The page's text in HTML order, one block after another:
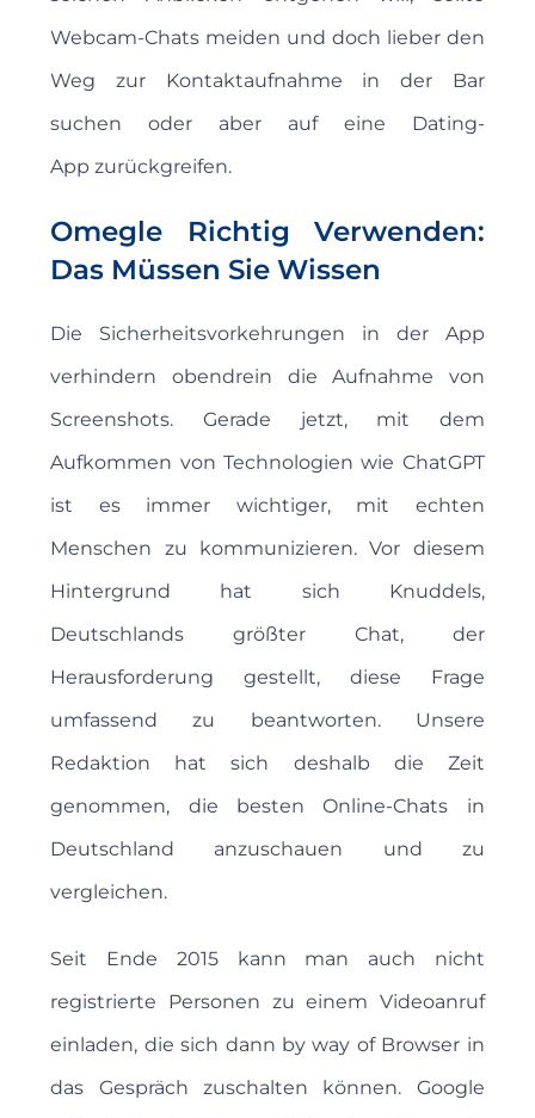
Webcam-Chats meiden und doch lieber den
Weg zur Kontaktaufnahme in der Bar
suchen oder aber auf eine Dating-
App zurückgreifen.
Omegle Richtig Verwenden:
Das Müssen Sie Wissen
Die Sicherheitsvorkehrungen in der App
verhindern obendrein die Aufnahme von
Screenshots. Gerade jetzt, mit dem
Aufkommen von Technologien wie ChatGPT
ist es immer wichtiger, mit echten
Menschen zu kommunizieren. Vor diesem
Hintergrund hat sich Knuddels,
Deutschlands größter Chat, der
Herausforderung gestellt, diese Frage
umfassend zu beantworten. Unsere
Redaktion hat sich deshalb die Zeit
genommen, die besten Online-Chats in
Deutschland anzuschauen und zu
vergleichen.
Seit Ende 2015 kann man auch nicht
registrierte Personen zu einem Videoanruf
einladen, die sich dann by way of Browser in
das Gespräch zuschalten können. Google